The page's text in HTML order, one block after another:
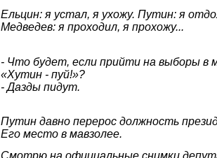
Ельцин: я устал, я ухожу. Путин: я
Медведев: я проходил, я прохожу...
- Что будет, если прийти на выборы в
«Хутин - пуй!»?
- Дазды пидут.
Путин давно перерос должность
Его место в мавзолее.